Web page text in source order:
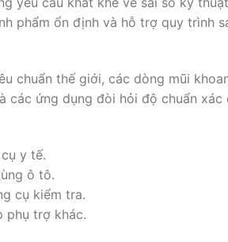
phẩm ổn định và hỗ trợ quy trình
chuẩn thế giới, các dòng mũi
các ứng dụng đòi hỏi độ chuẩn xác
y tế.
ô tô.
cụ kiểm tra.
phụ trợ khác.